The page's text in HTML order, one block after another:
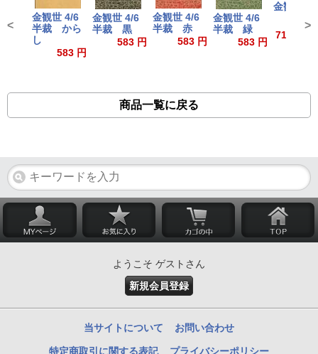
金観世 4/6
半裁 から
し
583 円
金観世 4/6
半裁 黒
583 円
金観世 4/6
半裁 赤
583 円
金観世 4/6
半裁 緑
583 円
金観世
715～
< >
商品一覧に戻る
ようこそ ゲストさん
新規会員登録
当サイトについて お問い合わせ
特定商取引に関する表記 プライバシーポリシー